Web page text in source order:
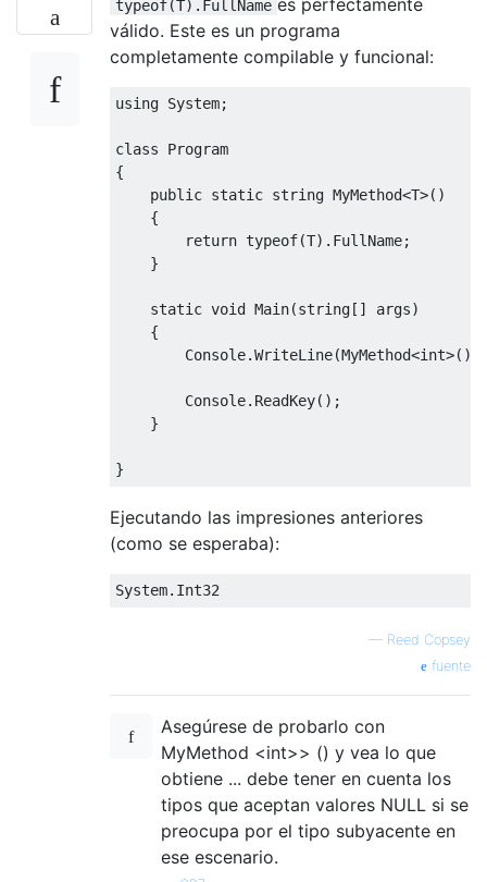
typeof(T).FullName
válido. Este es un programa
completamente compilable y funcional:
using System;
class
Program
{
public static string MyMethod<T>()
{
return typeof(T). FullName;
}
static void Main(string[] args)
{
Console.WriteLine(MyMethod<int>
Console. ReadKey();
}
}
Ejecutando las impresiones anteriores
(como se esperaba):
System. Int32
— Reed Copsey
fuente
Asegúrese de probarlo con
MyMethod <int>> () y vea lo que
obtiene ... debe tener en cuenta los
tipos que aceptan valores NULL si se
preocupa por el tipo subyacente en
ese escenario.